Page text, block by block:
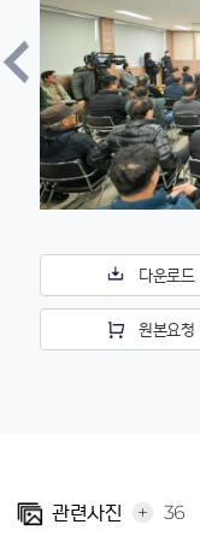
다운로드
원본요청
관련사진 + 36